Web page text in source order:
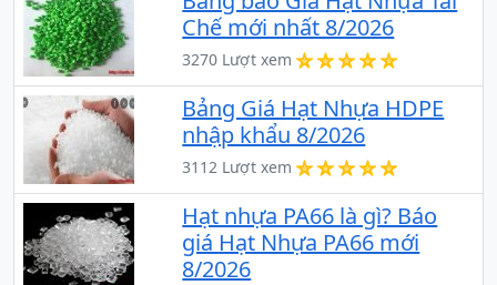
Chế mới nhất 8/2026
3270 Lượt xem
Bảng Giá Hạt Nhựa HDPE
nhập khẩu 8/2026
3112 Lượt xem
Hạt nhựa PA66 là gì? Báo
giá Hạt Nhựa PA66 mới
8/2026